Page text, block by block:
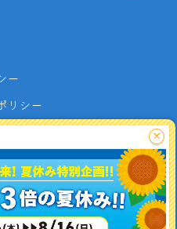
ー
リシー
×